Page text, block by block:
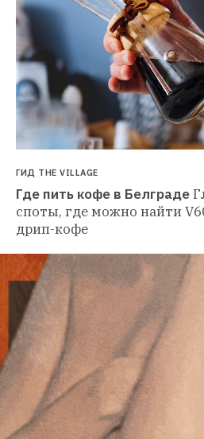
ГИД THE VILLAGE
Где пить кофе в Белграде
споты, где можно найти
дрип-кофе